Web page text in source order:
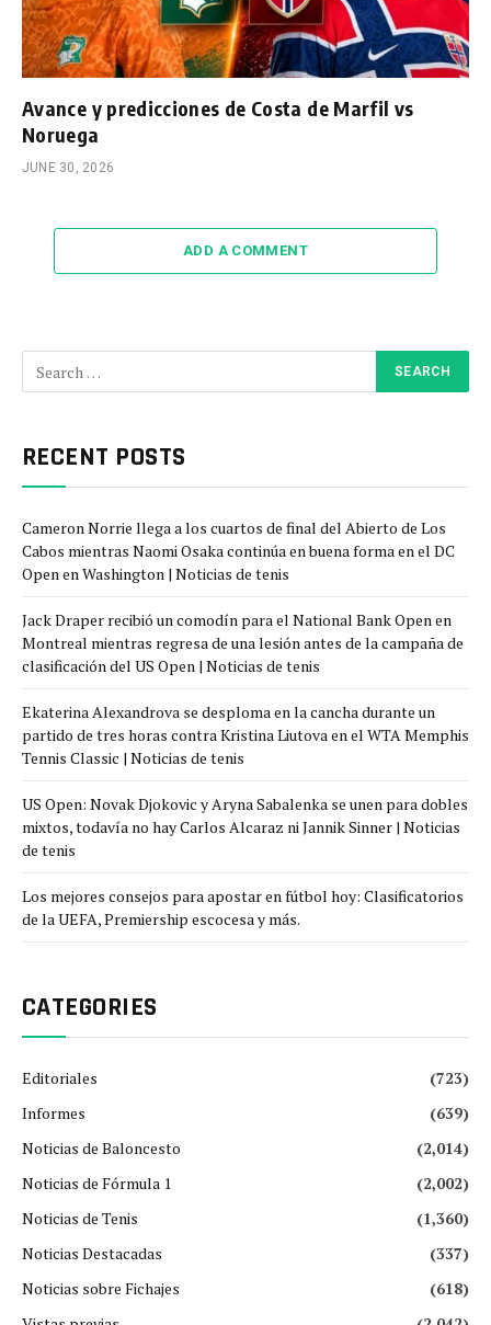
Avance y predicciones de Costa de Marfil vs
Noruega
JUNE 30, 2026
ADD A COMMENT
RECENT POSTS
Cameron Norrie llega a los cuartos de final del Abierto de Los
Cabos mientras Naomi Osaka continúa en buena forma en el DC
Open en Washington | Noticias de tenis
Jack Draper recibió un comodín para el National Bank Open en
Montreal mientras regresa de una lesión antes de la campaña de
clasificación del US Open | Noticias de tenis
Ekaterina Alexandrova se desploma en la cancha durante un
partido de tres horas contra Kristina Liutova en el WTA Memphis
Tennis Classic | Noticias de tenis
US Open: Novak Djokovic y Aryna Sabalenka se unen para dobles
mixtos, todavía no hay Carlos Alcaraz ni Jannik Sinner | Noticias
de tenis
Los mejores consejos para apostar en fútbol hoy: Clasificatorios
de la UEFA, Premiership escocesa y más.
CATEGORIES
Editoriales
(723)
Informes
(639)
Noticias de Baloncesto
(2,014)
Noticias de Fórmula 1
(2,002)
Noticias de Tenis
(1,360)
Noticias Destacadas
(337)
Noticias sobre Fichajes
(618)